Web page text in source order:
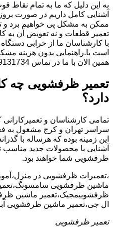
به این دلیل که ما به تمام
آشنایی کامل داریم در صورت
ممکن به مشکل پی خواهیم برد
تعمیر قطعات و نه تعویض آن به
با کارشناسان ما از خرابی
است با.راهنمایی بدون هزینه
همین الان با ما در تماس 09109131734 آقای حبیب محمدی باشید
تعمیر ظرفشویی چه
دارد؟
تمامی کارشناسان و تعمیرکارانی
سراسر تهران و کرج مشغول به
این زمینه بوده که هرساله با
آشنایی با محصولات جدید مناسب
ظرفشویی شما خواهند بود.
،تعمیرات ظرفشویی در
ماشین ظرفشویی
ظرفشوییمجیک،تعمیر ماشین
ال جی،تعمیر ماشین ظرفشویی
تعمیر ظرفشویی